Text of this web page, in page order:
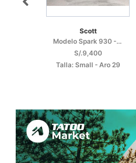
Scott
Modelo Spark 930 - 2021
S/.9,400
Talla: Small - Aro 29